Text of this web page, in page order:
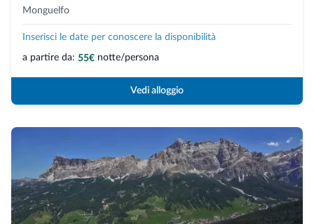
Monguelfo
Inserisci le date per conoscere la disponibilità
a partire da: 55€ notte/persona
Vedi alloggio